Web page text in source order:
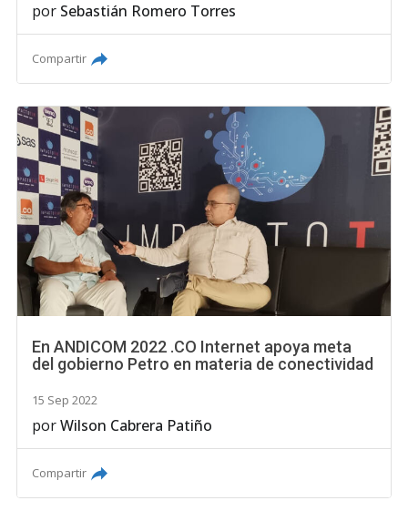
por Sebastián Romero Torres
Compartir
En ANDICOM 2022 .CO Internet apoya meta
del gobierno Petro en materia de conectividad
15 Sep 2022
porWilson Cabrera Patiño
Compartir